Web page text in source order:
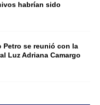
habrían sido
Petro se reunió con la
Luz Adriana Camargo